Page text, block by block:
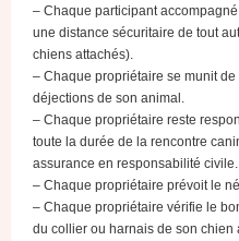
– Chaque participant
une distance sécuritaire de tout
chiens attachés).
– Chaque propriétaire se munit
déjections de son animal.
– Chaque propriétaire reste
toute la durée de la rencontre
assurance en responsabilité civile.
– Chaque propriétaire prévoit le
– Chaque propriétaire vérifie le
du collier ou harnais de son chien